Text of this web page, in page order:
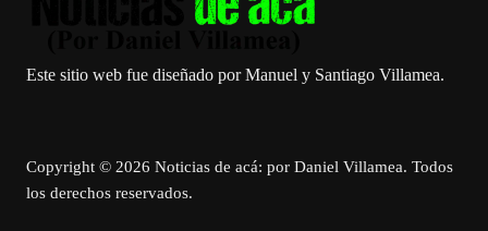
Este sitio web fue diseñado por Manuel y Santiago Villamea.
Copyright © 2026 Noticias de acá: por Daniel Villamea. Todos
los derechos reservados.